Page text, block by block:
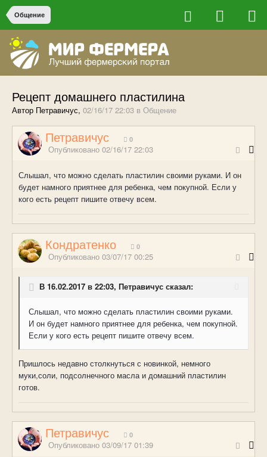
Общение
Рецепт домашнего пластилина
Автор Петравичус, 02/16/17 22:03 в Общение
Петравичус 0
Опубликовано 02/16/17 22:03
Слышал, что можно сделать пластилин своими руками. И он
будет намного приятнее для ребенка, чем покупной. Если у
кого есть рецепт пишите отвечу всем.
Кондратенко 0
Опубликовано 03/07/17 00:25
В 16.02.2017 в 22:03, Петравичус сказал:
Слышал, что можно сделать пластилин своими руками.
И он будет намного приятнее для ребенка, чем покупной.
Если у кого есть рецепт пишите отвечу всем.
Пришлось недавно столкнуться с новинкой, немного
муки,соли, подсолнечного масла и домашний пластилин
готов.
Петравичус 0
Опубликовано 03/09/17 01:39